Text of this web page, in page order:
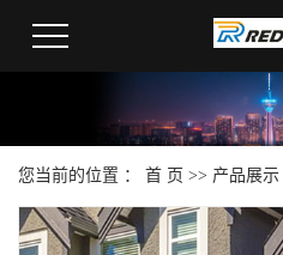
您当前的位置 ： 首 页 >> 产品展示